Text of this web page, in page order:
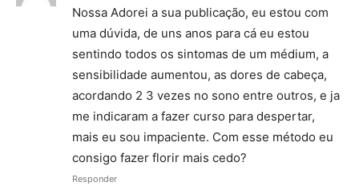
Nossa Adorei a sua publicação, eu estou com
uma dúvida, de uns anos para cá eu estou
sentindo todos os sintomas de um médium, a
sensibilidade aumentou, as dores de cabeça,
acordando 2 3 vezes no sono entre outros, e ja
me indicaram a fazer curso para despertar,
mais eu sou impaciente. Com esse método eu
consigo fazer florir mais cedo?
Responder